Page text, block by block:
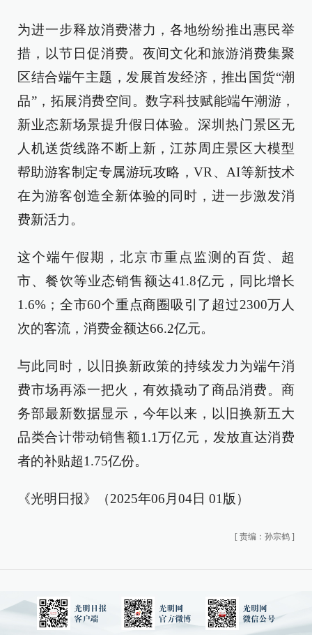
为进一步释放消费潜力，各地纷纷推出惠民举
措，以节日促消费。夜间文化和旅游消费集聚
区结合端午主题，发展首发经济，推出国货“潮
品”，拓展消费空间。数字科技赋能端午潮游，
新业态新场景提升假日体验。深圳热门景区无
人机送货线路不断上新，江苏周庄景区大模型
帮助游客制定专属游玩攻略，VR、AI等新技术
在为游客创造全新体验的同时，进一步激发消
费新活力。
这个端午假期，北京市重点监测的百货、超
市、餐饮等业态销售额达41.8亿元，同比增长
1.6%；全市60个重点商圈吸引了超过2300万人
次的客流，消费金额达66.2亿元。
与此同时，以旧换新政策的持续发力为端午消
费市场再添一把火，有效撬动了商品消费。商
务部最新数据显示，今年以来，以旧换新五大
品类合计带动销售额1.1万亿元，发放直达消费
者的补贴超1.75亿份。
《光明日报》（2025年06月04日 01版）
[ 责编：孙宗鹤 ]